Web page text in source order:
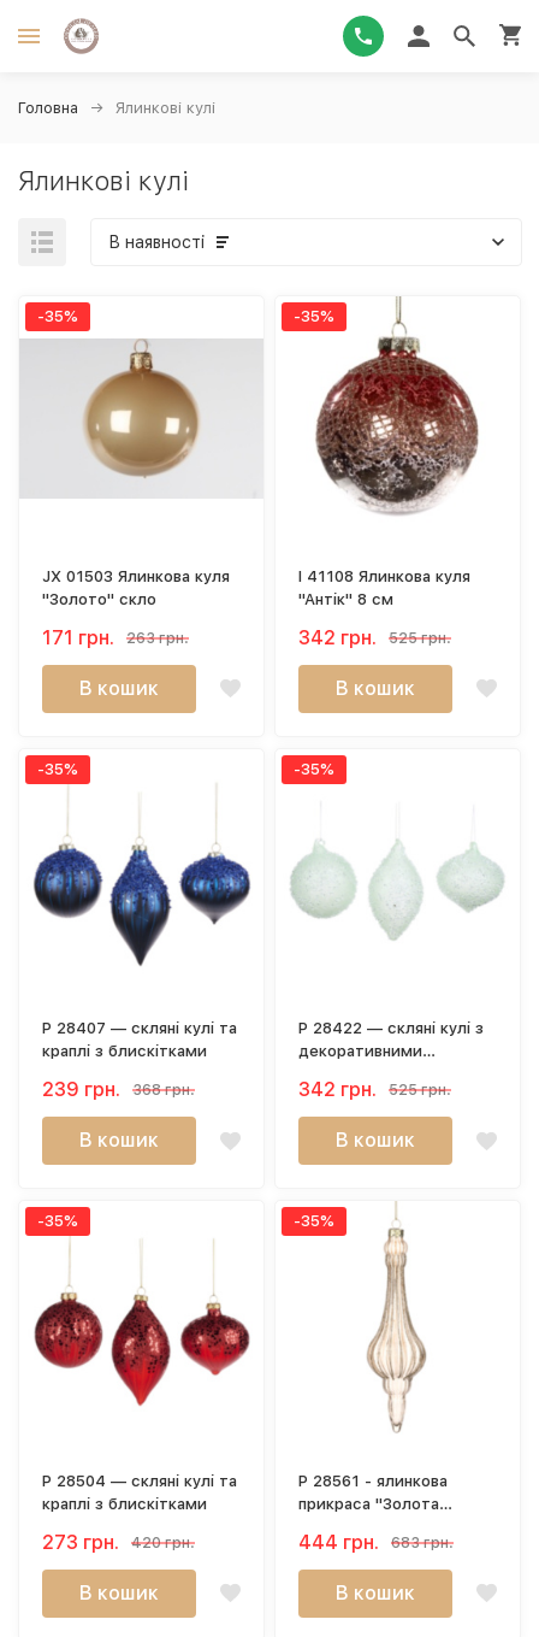
Головна Ялинкові кулі
Ялинкові кулі
В наявності
-35%
JX 01503 Ялинкова куля
"Золото" скло
171 грн. 263 грн.
В кошик
-35%
I 41108 Ялинкова куля
"Антік" 8 см
342 грн. 525 грн.
В кошик
-35%
P 28407 — скляні кулі та
краплі з блискітками
239 грн. 368 грн.
В кошик
-35%
P 28422 — скляні кулі з
декоративними
342 грн. 525 грн.
В кошик
-35%
P 28504 — скляні кулі та
краплі з блискітками
273 грн. 420 грн.
В кошик
-35%
P 28561 - ялинкова
прикраса "Золота
444 грн. 683 грн.
В кошик